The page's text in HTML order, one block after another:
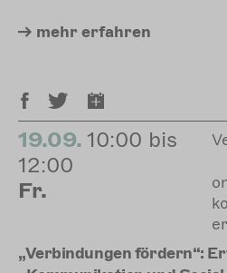
mehr erfahren
19.09. 10:00 bis
12:00
Fr.
„Verbindungen fördern“: